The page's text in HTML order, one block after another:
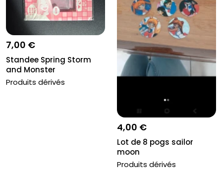
7,00 €
Standee Spring Storm
and Monster
Produits dérivés
4,00 €
Lot de 8 pogs sailor
moon
Produits dérivés